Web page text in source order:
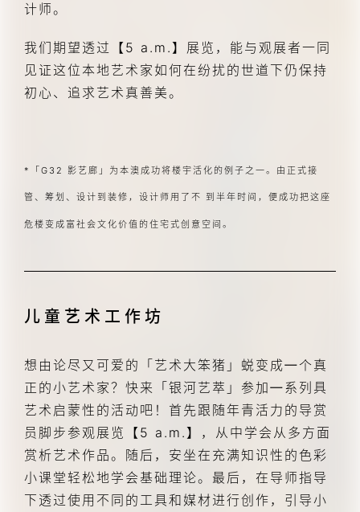
计师。
我们期望透过【5 a.m.】展览，能与观展者一同
见证这位本地艺术家如何在纷扰的世道下仍保持
初心、追求艺术真善美。
*「G32 影艺廊」为本澳成功将楼宇活化的例子之一。由正式接
管、筹划、设计到装修，设计师用了不 到半年时间，便成功把这座
危楼变成富社会文化价值的住宅式创意空间。
儿童艺术工作坊
想由论尽又可爱的「艺术大笨猪」蜕变成㇐个真
正的小艺术家？快来「银河艺萃」参加㇐系列具
艺术启蒙性的活动吧！首先跟随年青活力的导赏
员脚步参观展览【5 a.m.】，从中学会从多方面
赏析艺术作品。随后，安坐在充满知识性的色彩
小课堂轻松地学会基础理论。最后，在导师指导
下透过使用不同的工具和媒材进行创作，引导小